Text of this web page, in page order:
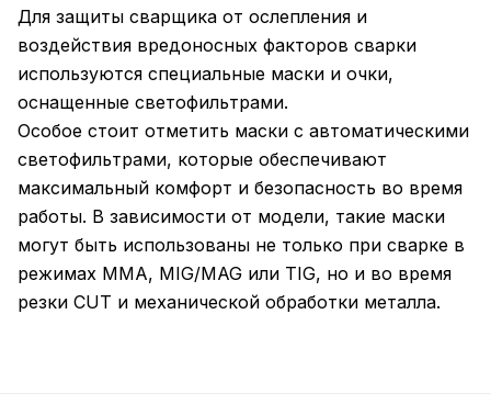
Для защиты сварщика от ослепления и
воздействия вредоносных факторов сварки
используются специальные маски и очки,
оснащенные светофильтрами.
Особое стоит отметить маски с автоматическими
светофильтрами, которые обеспечивают
максимальный комфорт и безопасность во время
работы. В зависимости от модели, такие маски
могут быть использованы не только при сварке в
режимах MMA, MIG/MAG или TIG, но и во время
резки CUT и механической обработки металла.